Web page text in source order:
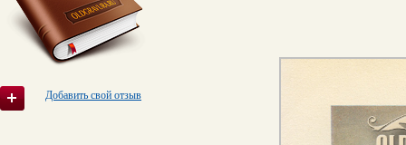
Добавить свой отзыв